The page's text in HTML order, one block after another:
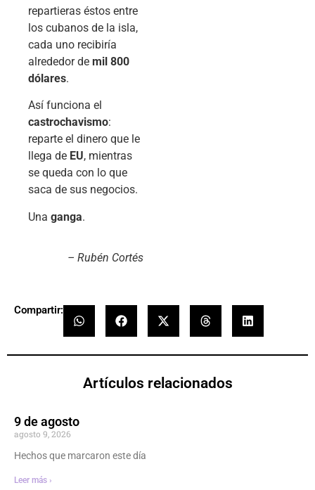
repartieras éstos entre
los cubanos de la isla,
cada uno recibiría
alrededor de mil 800
dólares.
Así funciona el
castrochavismo:
reparte el dinero que le
llega de EU, mientras
se queda con lo que
saca de sus negocios.
Una ganga.
– Rubén Cortés
Compartir:
Artículos relacionados
9 de agosto
agosto 9, 2026
Hechos que marcaron este día
Leer más ›